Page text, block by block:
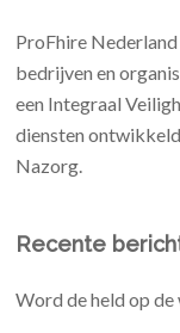
ProFhire
bedrijven en
een Integraal
diensten
Nazorg.
Recente
Word de held op